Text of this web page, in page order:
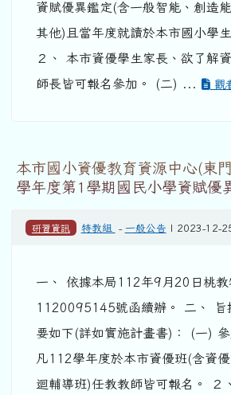
資賦優異鑑定(含一般智能、創造
其他)且當年度就讀於本市國小學
２、 本市資優學生家長、欲了解
師長皆可報名參加。 (二) ...
觀
本市國小資優教育資源中心(東
學年度第1學期國民小學資賦優
研習資訊 特教組 - 一般公告 | 2023-12-
一、 依據本局112年9月20日桃教
1120095145號函續辦。 二、 旨
要如下(詳如實施計畫書)： (一) 參
凡112學年度於本市資優班(含資
迴輔導班)任教教師皆可報名。 ２